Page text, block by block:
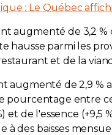
: Le Québec
augmenté de 3,2 %
hausse parmi les
et de la
augmenté de 2,9 %
pourcentage entre
et de l'essence
à des baisses